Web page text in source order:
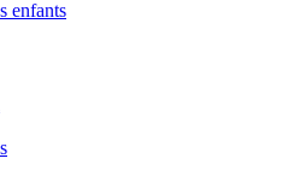
enfants